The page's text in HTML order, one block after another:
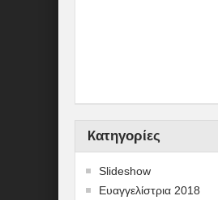
Kατηγορίες
Slideshow
Ευαγγελίστρια 2018